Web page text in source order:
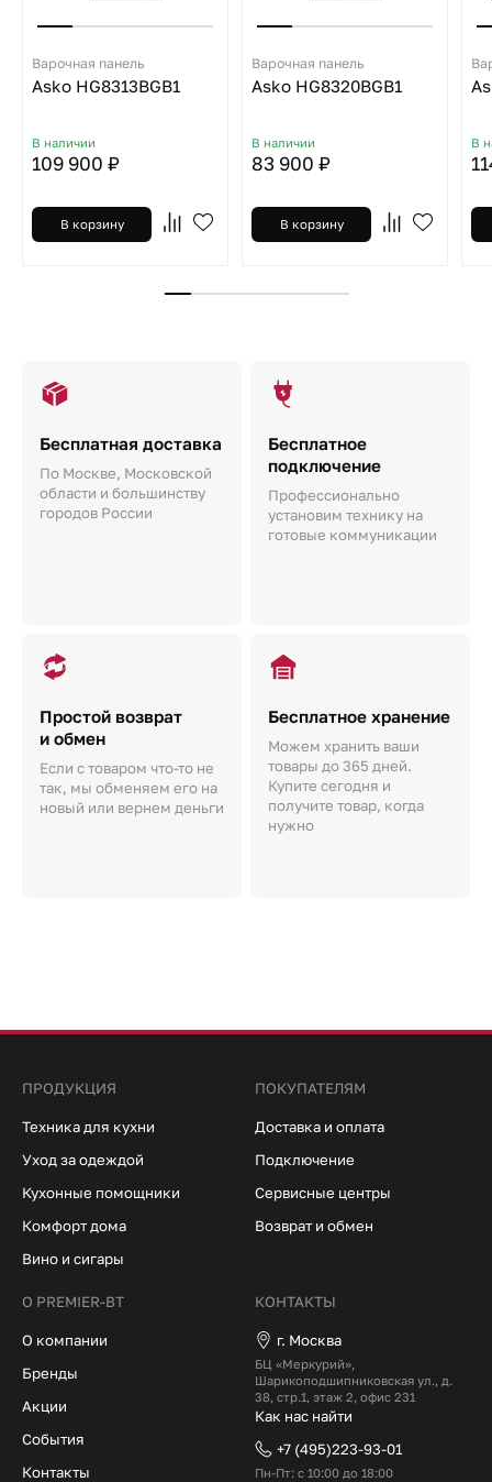
Варочная панель
Asko HG8313BGB1
В наличии
109 900 ₽
В корзину
Варочная панель
Asko HG8320BGB1
В наличии
83 900 ₽
В корзину
В
Бесплатная доставка
По Москве, Московской
области и большинству
городов России
Бесплатное
подключение
Профессионально
установим технику на
готовые коммуникации
Простой возврат
и обмен
Если с товаром что-то не
так, мы обменяем его на
новый или вернем деньги
Бесплатное хранение
Можем хранить ваши
товары до 365 дней.
Купите сегодня и
получите товар, когда
нужно
ПРОДУКЦИЯ
Техника для кухни
Уход за одеждой
Кухонные помощники
Комфорт дома
Вино и сигары
ПОКУПАТЕЛЯМ
Доставка и оплата
Подключение
Сервисные центры
Возврат и обмен
О PREMIER-BT
О компании
Бренды
Акции
События
Контакты
КОНТАКТЫ
г. Москва
БЦ «Меркурий»,
Шарикоподшипниковская ул., д.
38, стр.1, этаж 2, офис 231
Как нас найти
+7 (495)223-93-01
Пн-Пт: с 10:00 до 18:00